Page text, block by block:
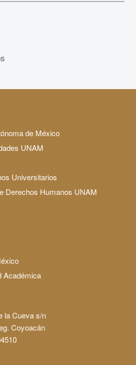
de México
UNAM
Universitarios
Derechos Humanos UNAM
Académica
la Cueva s/n
Coyoacán